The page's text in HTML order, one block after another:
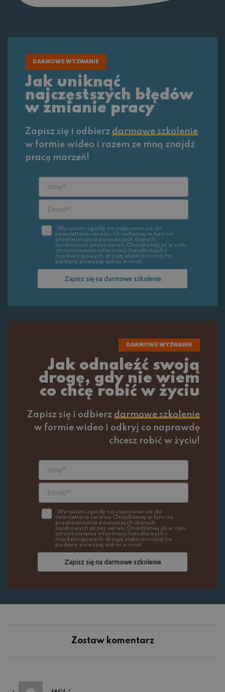
DARMOWE WYZWANIE
Jak uniknąć
najczęstszych błędów
w zmianie pracy
Zapisz się i odbierz darmowe szkolenie
w formie wideo i razem ze mną znajdź
pracę marzeń!
*Wyrażam zgodę na zapisanie sie do
newslettera serwisu Onadlaniej w tym na
przetwarzanie powyższych danych
osobowych przez serwis Onadlaniej.pl w celu
otrzymywania informacji handlowych i
marketingowych drogą elektroniczną na
podany powyżej adres e-mail
Zapisz się na darmowe szkolenie
DARMOWE WYZWANIE
Jak odnaleźć swoją
drogę, gdy nie wiem
co chcę robić w życiu
Zapisz się i odbierz darmowe szkolenie
w formie wideo i odkryj co naprawdę
chcesz robić w życiu!
*Wyrażam zgodę na zapisanie sie do
newslettera serwisu Onadlaniej w tym na
przetwarzanie powyższych danych
osobowych przez serwis Onadlaniej.pl w celu
otrzymywania informacji handlowych i
marketingowych drogą elektroniczną na
podany powyżej adres e-mail
Zapisz się na darmowe szkolenie
Zostaw komentarz